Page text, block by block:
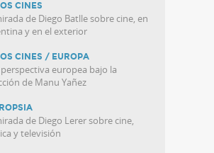
CINES
de Diego Batlle sobre cine, en
y en el exterior
CINES / EUROPA
europea bajo la
de Manu Yañez
de Diego Lerer sobre cine,
y televisión